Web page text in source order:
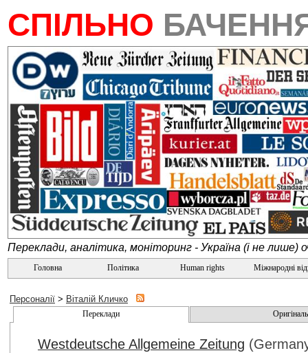
СПІЛЬНО
Переклади, аналітика, моніторинг - Україна (і не лише)
Головна Політика Human rights Міжнародні
Персоналії > Віталій Кличко
Переклади
Westdeutsche Allgemeine Zeitung